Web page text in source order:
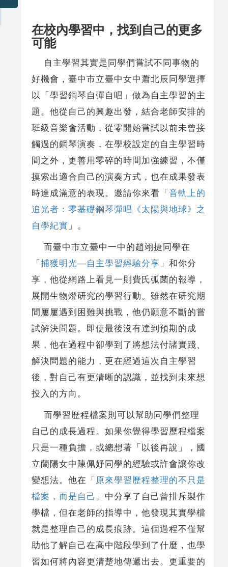
在校內學習中，找到自己的更多
可能
自主學習其實是同學們嘗試不同事物的
好機會，臺中市立臺中女中蕭北辰同學選擇
以「學習鋼琴自彈自唱」做為自主學習的主
題。他從自己的興趣出發，結合老師安排的
班級音樂會活動，從零開始嘗試以前未曾接
觸過的鋼琴演奏，在學校設定的自主學習時
間之外，更善用零碎的時間加強練習，不僅
摸索出適合自己的演奏方式，也在成果發表
時達成滿意的表現。邀請你來看「 音軌上的
追光者：零基礎鋼琴彈唱《太陽與地球》之
自學紀實 」。
而臺中市立臺中一中的趙翊捷同學在
「 捕獲明光—自主學習經驗分享 」和你分
享，他從網路上看見一則費氏弧菌的報導，
展開生物燈研究的學習行動。雖然在研究期
間屢屢遇到困難與挑戰，他仍願意不斷的嘗
試解決問題。即使最後沒有達到預期的成
果，他在過程中卻學到了將想法付諸實踐、
解決問題的能力，更在經過這次自主學習
後，對自己有更清晰的認識，並找到未來想
投入的方向。
而學習歷程檔案則可以幫助同學們整理
自己的成長過程。如果你覺得學習歷程檔案
只是一種負擔，或總想著「以後再說」，國
立蘭陽女中陳佩妤同學的經驗或許會讓你改
變想法。他在「 原來學習歷程整理的不只是
檔案，而是自己 」中分享了自己曾排斥製作
學檔，但在老師的指導中，他發現其實學檔
就是整理自己的成長痕跡。這個過程不僅幫
助他了解自己在高中階段學到了什麼，也學
習如何將內容更清楚地傳遞出去。更重要的